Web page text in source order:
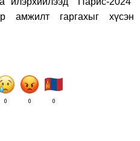
амжилт гаргахыг хүсэн
0 0 0